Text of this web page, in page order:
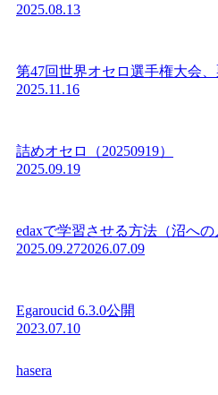
2025.08.13
第47回世界オセロ選手権大会
2025.11.16
詰めオセロ（20250919）
2025.09.19
edaxで学習させる方法（沼への
2025.09.272026.07.09
Egaroucid 6.3.0公開
2023.07.10
hasera